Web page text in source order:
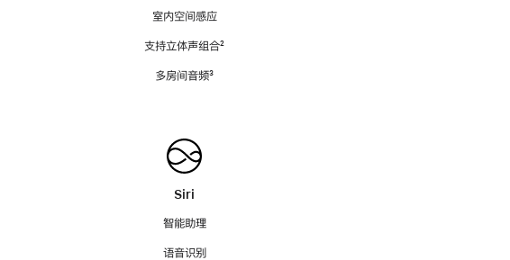
室内空间感应
支持立体声组合脚
²
多房间音频脚
³
Siri
智能助理
语音识别